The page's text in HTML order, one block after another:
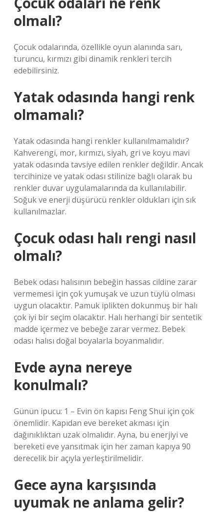
olmalı?
Çocuk odalarında, özellikle oyun alanında sarı,
turuncu, kırmızı gibi dinamik renkleri tercih
edebilirsiniz.
Yatak odasında hangi renk
olmamalı?
Yatak odasında hangi renkler kullanılmamalıdır?
Kahverengi, mor, kırmızı, siyah, gri ve koyu mavi
yatak odasında tavsiye edilen renkler değildir. Ancak
tercihinize ve yatak odası stilinize bağlı olarak bu
renkler duvar uygulamalarında da kullanılabilir.
Soğuk ve enerji düşürücü renkler oldukları için sık
kullanılmazlar.
Çocuk odası halı rengi nasıl
olmalı?
Bebek odası halısının bebeğin hassas cildine zarar
vermemesi için çok yumuşak ve uzun tüylü olması
uygun olacaktır. Pamuk iplikten dokunmuş bir halı
çok iyi bir seçim olacaktır. Halı herhangi bir sentetik
madde içermez ve bebeğe zarar vermez. Bebek
odası halısı doğal boyalarla boyanmalıdır.
Evde ayna nereye
konulmalı?
Günün ipucu: 1 – Evin ön kapısı Feng Shui için çok
önemlidir. Kapıdan eve bereket akması için
dağınıklıktan uzak olmalıdır. Ayna, bu enerjiyi ve
bereketi eve yansıtmak için her zaman kapıya 90
derecelik bir açıyla yerleştirilmelidir.
Gece ayna karşısında
uyumak ne anlama gelir?